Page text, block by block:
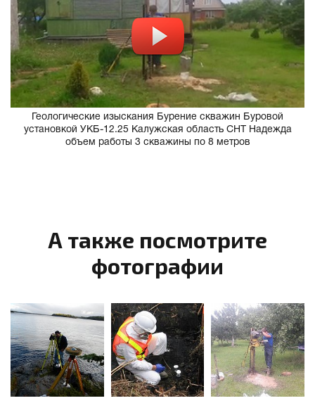
Геологические изыскания Бурение скважин Буровой
установкой УКБ-12.25 Калужская область СНТ Надежда
объем работы 3 скважины по 8 метров
А также посмотрите
фотографии